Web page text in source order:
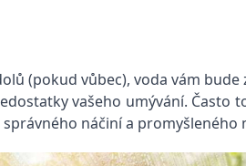
(pokud vůbec), voda vám
vašeho umývání. Často
náčiní a promyšleného